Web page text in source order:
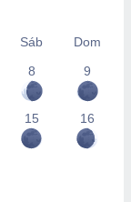
Sáb
Dom
8 9
15 16